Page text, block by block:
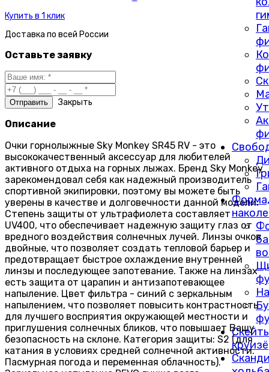
Купить в 1 клик
Доставка по всей России
Оставьте заявку
Закрыть
Описание
Очки горнолыжные Sky Monkey SR45 RV - это
высококачественный аксессуар для любителей
активного отдыха на горных лыжах. Бренд Sky Monkey
зарекомендовал себя как надежный производитель
спортивной экипировки, поэтому вы можете быть
уверены в качестве и долговечности данной модели.
Степень защиты от ультрафиолета составляет
UV400, что обеспечивает надежную защиту глаз от
вредного воздействия солнечных лучей. Линзы очков
двойные, что позволяет создать тепловой барьер и
предотвращает быстрое охлаждение внутренней
линзы и последующее запотевание. Также на линзах
есть защита от царапин и антизапотевающее
напыление. Цвет фильтра - синий с зеркальным
напылением, что позволяет повысить контрастность
для лучшего восприятия окружающей местности и
приглушения солнечных бликов, что повышает Вашу
безопасность на склоне. Категория защиты: S2 (для
катания в условиях средней солнечной активности.
Пасмурная погода и переменная облачность).